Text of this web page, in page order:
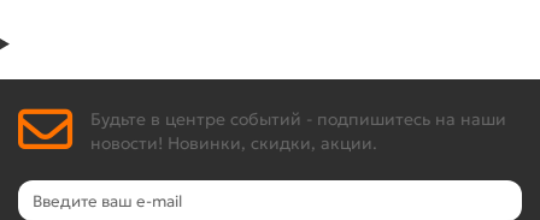
Будьте в центре событий - подпишитесь на наши
новости! Новинки, скидки, акции.